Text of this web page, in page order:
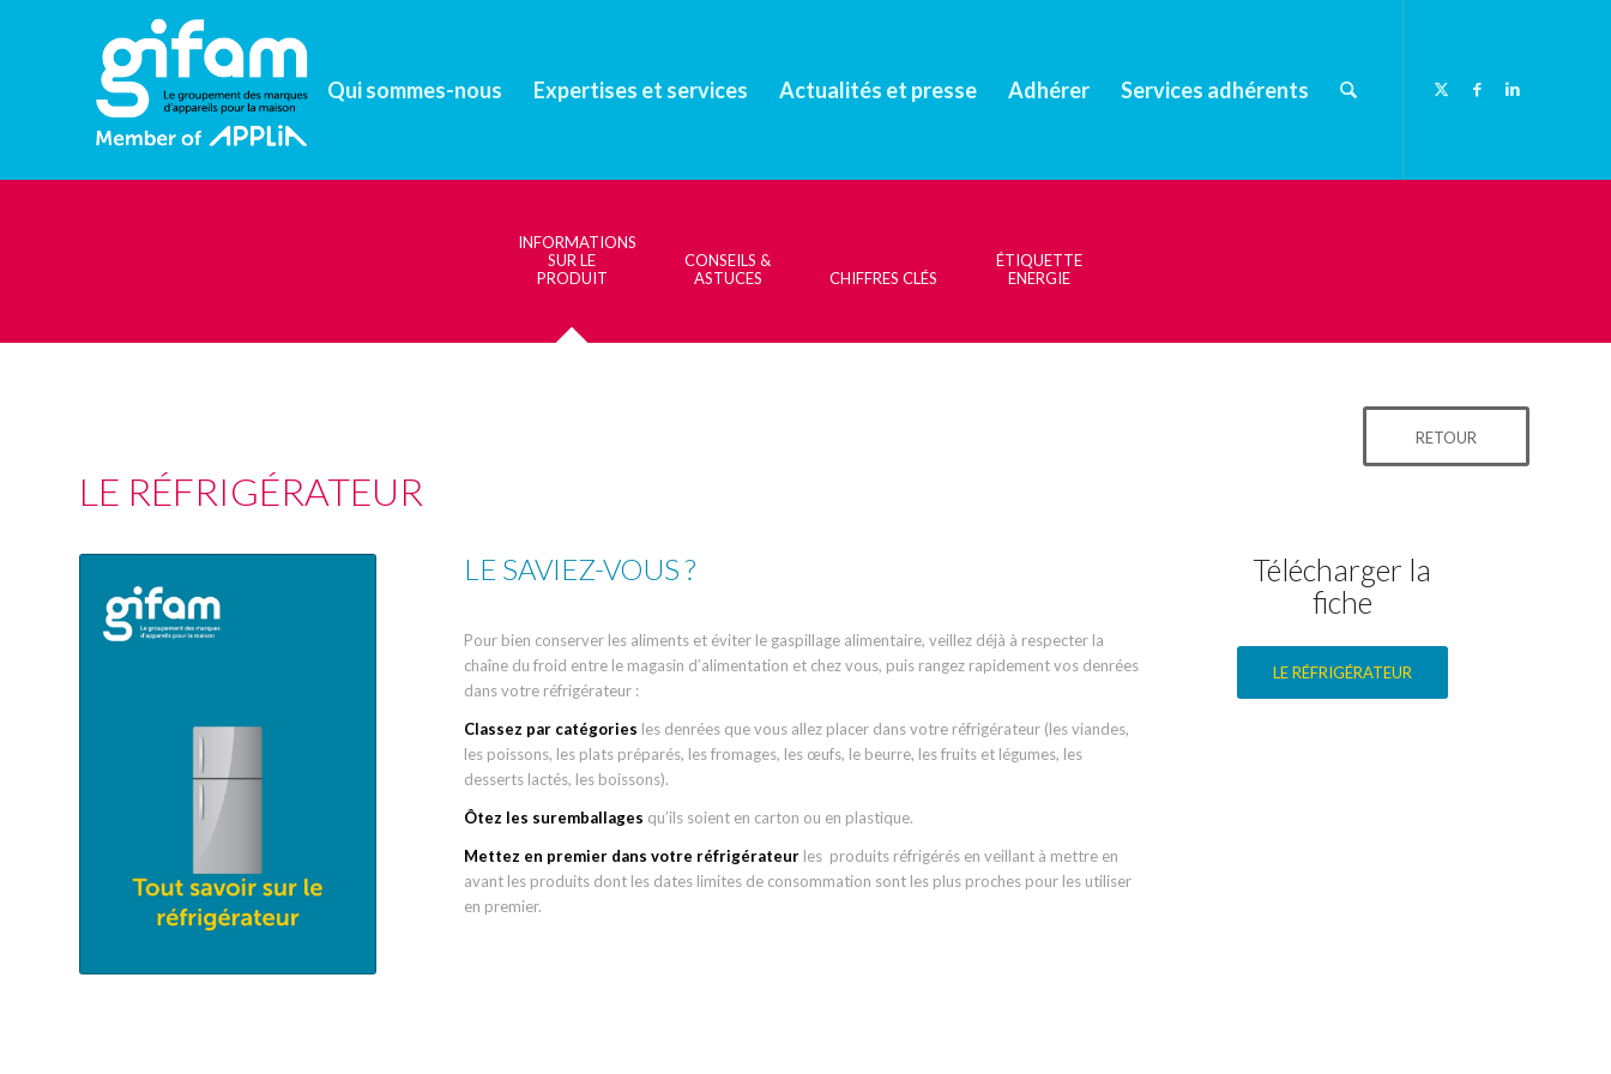
Qui sommes-nous Expertises et services Actualités et presse Adhérer Services adhérents
INFORMATIONS
SUR LE
PRODUIT
CONSEILS &
ASTUCES
CHIFFRES CLÉS
ÉTIQUETTE
ENERGIE
RETOUR
LE RÉFRIGÉRATEUR
LE SAVIEZ-VOUS ?
Pour bien conserver les aliments et éviter le gaspillage alimentaire, veillez déjà à respecter la
chaîne du froid entre le magasin d’alimentation et chez vous, puis rangez rapidement vos denrées
dans votre réfrigérateur :
Classez par catégories les denrées que vous allez placer dans votre réfrigérateur (les viandes,
les poissons, les plats préparés, les fromages, les œufs, le beurre, les fruits et légumes, les
desserts lactés, les boissons).
Ôtez les suremballages qu’ils soient en carton ou en plastique.
Mettez en premier dans votre réfrigérateur les produits réfrigérés en veillant à mettre en
avant les produits dont les dates limites de consommation sont les plus proches pour les utiliser
en premier.
Télécharger la
fiche
LE RÉFRIGÉRATEUR